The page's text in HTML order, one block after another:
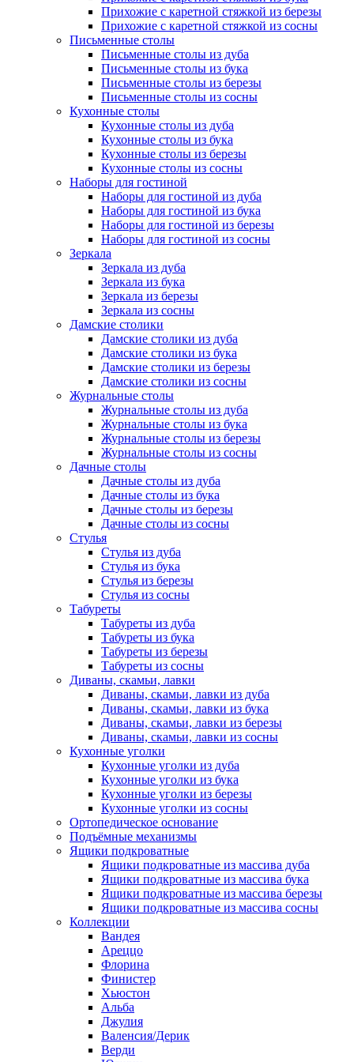
Прихожие с каретной стяжкой из березы
Прихожие с каретной стяжкой из сосны
Письменные столы
Письменные столы из дуба
Письменные столы из бука
Письменные столы из березы
Письменные столы из сосны
Кухонные столы
Кухонные столы из дуба
Кухонные столы из бука
Кухонные столы из березы
Кухонные столы из сосны
Наборы для гостиной
Наборы для гостиной из дуба
Наборы для гостиной из бука
Наборы для гостиной из березы
Наборы для гостиной из сосны
Зеркала
Зеркала из дуба
Зеркала из бука
Зеркала из березы
Зеркала из сосны
Дамские столики
Дамские столики из дуба
Дамские столики из бука
Дамские столики из березы
Дамские столики из сосны
Журнальные столы
Журнальные столы из дуба
Журнальные столы из бука
Журнальные столы из березы
Журнальные столы из сосны
Дачные столы
Дачные столы из дуба
Дачные столы из бука
Дачные столы из березы
Дачные столы из сосны
Стулья
Стулья из дуба
Стулья из бука
Стулья из березы
Стулья из сосны
Табуреты
Табуреты из дуба
Табуреты из бука
Табуреты из березы
Табуреты из сосны
Диваны, скамьи, лавки
Диваны, скамьи, лавки из дуба
Диваны, скамьи, лавки из бука
Диваны, скамьи, лавки из березы
Диваны, скамьи, лавки из сосны
Кухонные уголки
Кухонные уголки из дуба
Кухонные уголки из бука
Кухонные уголки из березы
Кухонные уголки из сосны
Ортопедическое основание
Подъёмные механизмы
Ящики подкроватные
Ящики подкроватные из массива дуба
Ящики подкроватные из массива бука
Ящики подкроватные из массива березы
Ящики подкроватные из массива сосны
Коллекции
Вандея
Ареццо
Флорина
Финистер
Хьюстон
Альба
Джулия
Валенсия/Дерик
Верди